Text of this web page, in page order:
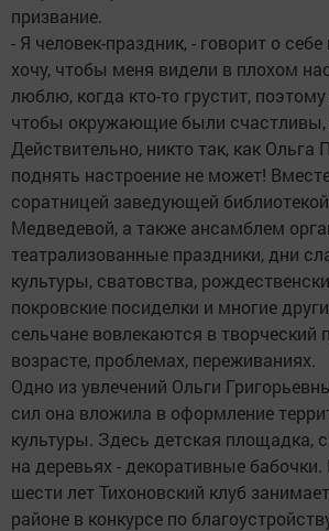
призвание.
- Я человек-праздник, - говорит о
хочу, чтобы меня видели в плохом
люблю, когда кто-то грустит,
чтобы окружающие были счастливы,
Действительно, никто так, как
поднять настроение не может!
соратницей заведующей
Медведевой, а также ансамблем
театрализованные праздники, дни
культуры, сватовства,
покровские посиделки и многие
сельчане вовлекаются в творческий
возрасте, проблемах, переживаниях.
Одно из увлечений Ольги
сил она вложила в оформление
культуры. Здесь детская площадка,
на деревьях - декоративные
шести лет Тихоновский клуб
районе в конкурсе по